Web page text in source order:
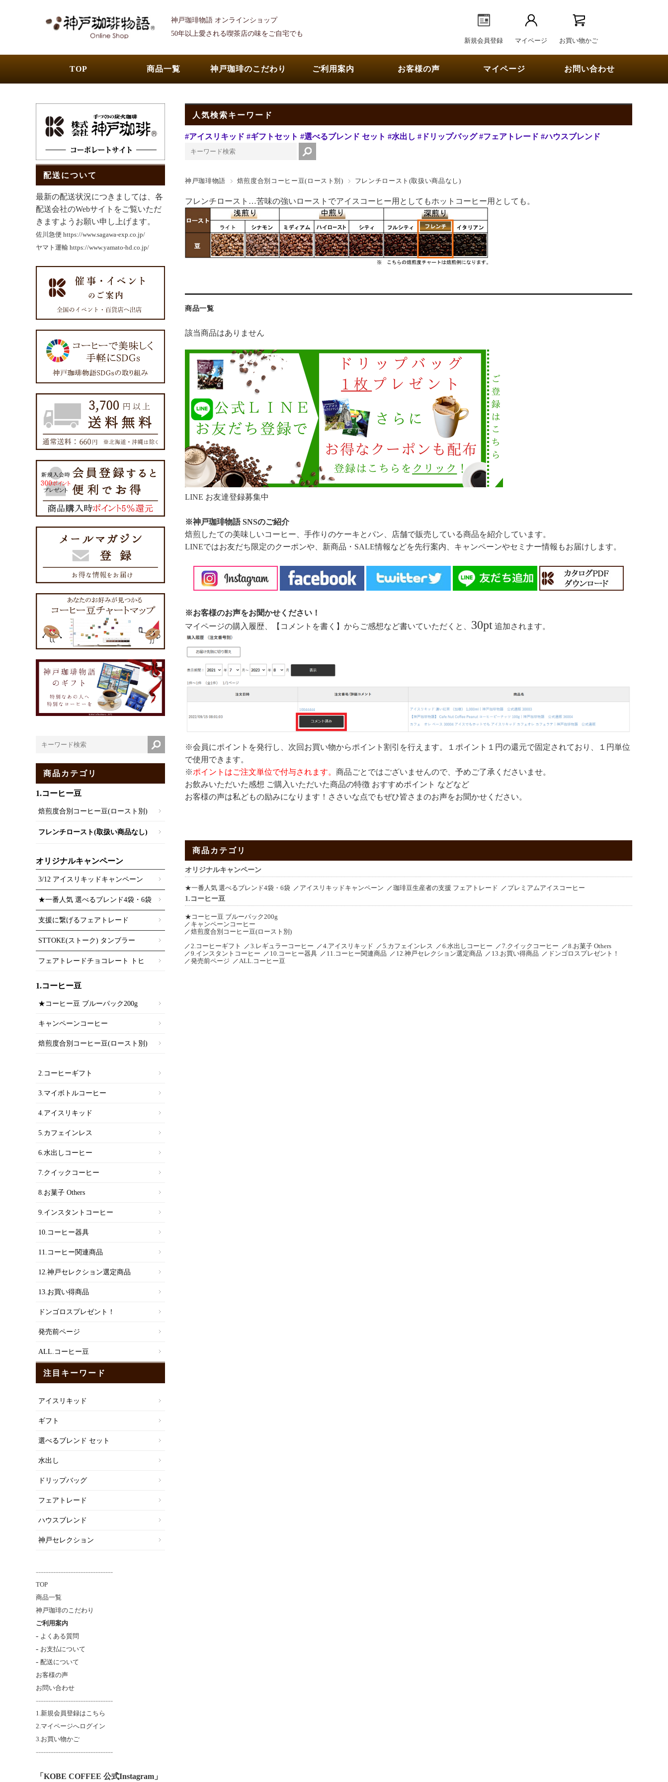
神戸珈琲物語 オンラインショップ
50年以上愛される喫茶店の味をご自宅でも
新規会員登録
マイページ お買い物かご
TOP 商品一覧 神戸珈琲のこだわり ご利用案内 お客様の声 マイページ お問い合わせ
人気検索キーワード
#アイスリキッド #ギフトセット #選べるブレンド セット #水出し #ドリップバッグ #フェアトレード #ハウスブレンド
神戸珈琲物語 焙煎度合別コーヒー豆(ロースト別) フレンチロースト(取扱い商品なし)
フレンチロースト…苦味の強いローストでアイスコーヒー用としてもホットコーヒー用としても。
商品一覧
該当商品はありません
LINE お友達登録募集中
※神戸珈琲物語 SNSのご紹介
焙煎したての美味しいコーヒー、手作りのケーキとパン、店舗で販売している商品を紹介しています。
LINEではお友だち限定のクーポンや、新商品・SALE情報などを先行案内、キャンペーンやセミナー情報もお届けします。
※お客様のお声をお聞かせください！
マイページの購入履歴、【コメントを書く】からご感想など書いていただくと、 30pt 追加されます。
※会員にポイントを発行し、次回お買い物からポイント割引を行えます。１ポイント１円の還元で固定されており、１円単位
で使用できます。
※ポイントはご注文単位で付与されます。 商品ごとではございませんので、予めご了承くださいませ。
お飲みいただいた感想 ご購入いただいた商品の特徴 おすすめポイント などなど
お客様の声は私どもの励みになります！ささいな点でもぜひ皆さまのお声をお聞かせください。
商品カテゴリ
オリジナルキャンペーン
★一番人気 選べるブレンド4袋・6袋 アイスリキッドキャンペーン 珈琲豆生産者の支援 フェアトレード プレミアムアイスコーヒー
1.コーヒー豆
★コーヒー豆 ブルーパック200g
キャンペーンコーヒー
焙煎度合別コーヒー豆(ロースト別)
2.コーヒーギフト
3.レギュラーコーヒー 4.アイスリキッド 5.カフェインレス 6.水出しコーヒー 7.クイックコーヒー
8.お菓子 Others
9.インスタントコーヒー
10.コーヒー器具 11.コーヒー関連商品 12.神戸セレクション選定商品 13.お買い得商品
ドンゴロスプレゼント！
発売前ページ
ALL.コーヒー豆
配送について
最新の配送状況につきましては、各
配送会社のWebサイトをご覧いただ
きますようお願い申し上げます。
佐川急便 https://www.sagawa-exp.co.jp/
ヤマト運輸 https://www.yamato-hd.co.jp/
商品カテゴリ
1.コーヒー豆
焙煎度合別コーヒー豆(ロースト別)
フレンチロースト(取扱い商品なし)
オリジナルキャンペーン
3/12 アイスリキッドキャンペーン
★一番人気 選べるブレンド4袋・6袋
支援に繋げるフェアトレード
STTOKE(ストーク) タンブラー
フェアトレードチョコレート トヒ
1.コーヒー豆
★コーヒー豆 ブルーパック200g
キャンペーンコーヒー
焙煎度合別コーヒー豆(ロースト別)
2.コーヒーギフト
3.マイボトルコーヒー
4.アイスリキッド
5.カフェインレス
6.水出しコーヒー
7.クイックコーヒー
8.お菓子 Others
9.インスタントコーヒー
10.コーヒー器具
11.コーヒー関連商品
12.神戸セレクション選定商品
13.お買い得商品
ドンゴロスプレゼント！
発売前ページ
ALL.コーヒー豆
注目キーワード
アイスリキッド
ギフト
選べるブレンド セット
水出し
ドリップバッグ
フェアトレード
ハウスブレンド
神戸セレクション
-------------------------------
TOP
商品一覧
神戸珈琲のこだわり
ご利用案内
- よくある質問
- お支払について
- 配送について
お客様の声
お問い合わせ
-------------------------------
1.新規会員登録はこちら
2.マイページへログイン
3.お買い物かご
-------------------------------
「KOBE COFFEE 公式Instagram」